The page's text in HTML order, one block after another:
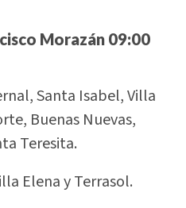
Morazán 09:00
Santa Isabel, Villa
Buenas Nuevas,
Teresita.
Elena y Terrasol.